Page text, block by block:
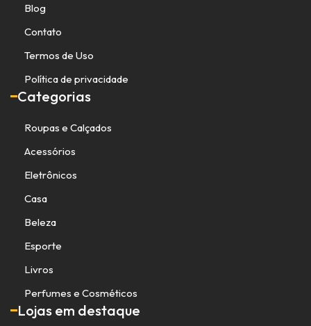
Blog
Contato
Termos de Uso
Política de privacidade
Categorias
Roupas e Calçados
Acessórios
Eletrônicos
Casa
Beleza
Esporte
Livros
Perfumes e Cosméticos
Lojas em destaque